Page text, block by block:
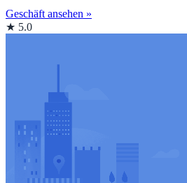
Geschäft ansehen »
★ 5.0